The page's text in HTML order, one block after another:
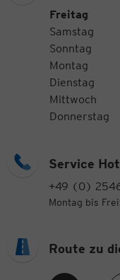
Öffnungszeiten
Wochentag
Freitag
Samstag
Sonntag
Montag
Dienstag
Mittwoch
Donnerstag
Service
+49 (0)
Montag bis
Route zu